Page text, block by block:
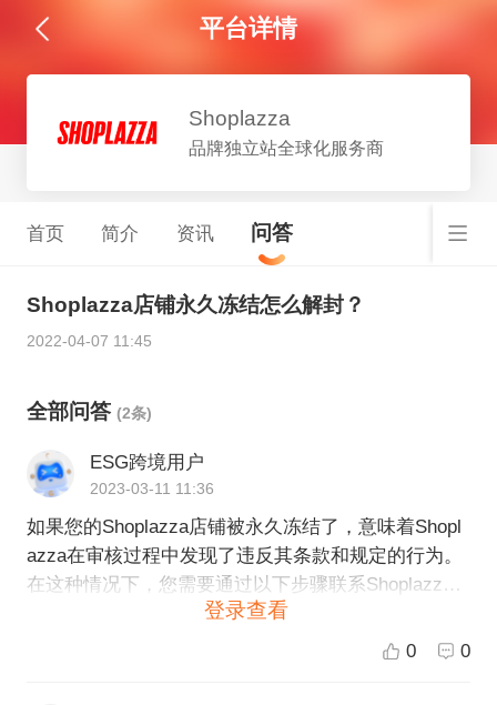
平台详情
Shoplazza
品牌独立站全球化服务商
首页 简介 资讯 问答
Shoplazza店铺永久冻结怎么解封？
2022-04-07 11:45
全部问答 (2条)
ESG跨境用户
2023-03-11 11:36
如果您的Shoplazza店铺被永久冻结了，意味着Shopl
azza在审核过程中发现了违反其条款和规定的行为。
在这种情况下，您需要通过以下步骤联系Shoplazza
登录查看
0 0